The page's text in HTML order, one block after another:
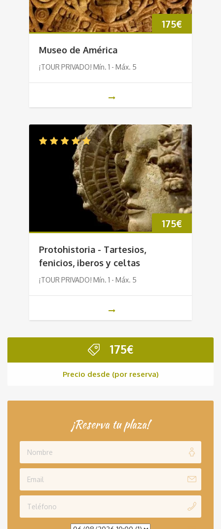
175€
Museo de América
¡TOUR PRIVADO! Mín. 1 - Máx. 5
175€
Protohistoria - Tartesios,
fenicios, iberos y celtas
¡TOUR PRIVADO! Mín. 1 - Máx. 5
175€
Precio desde (por reserva)
¡Reserva tu plaza!